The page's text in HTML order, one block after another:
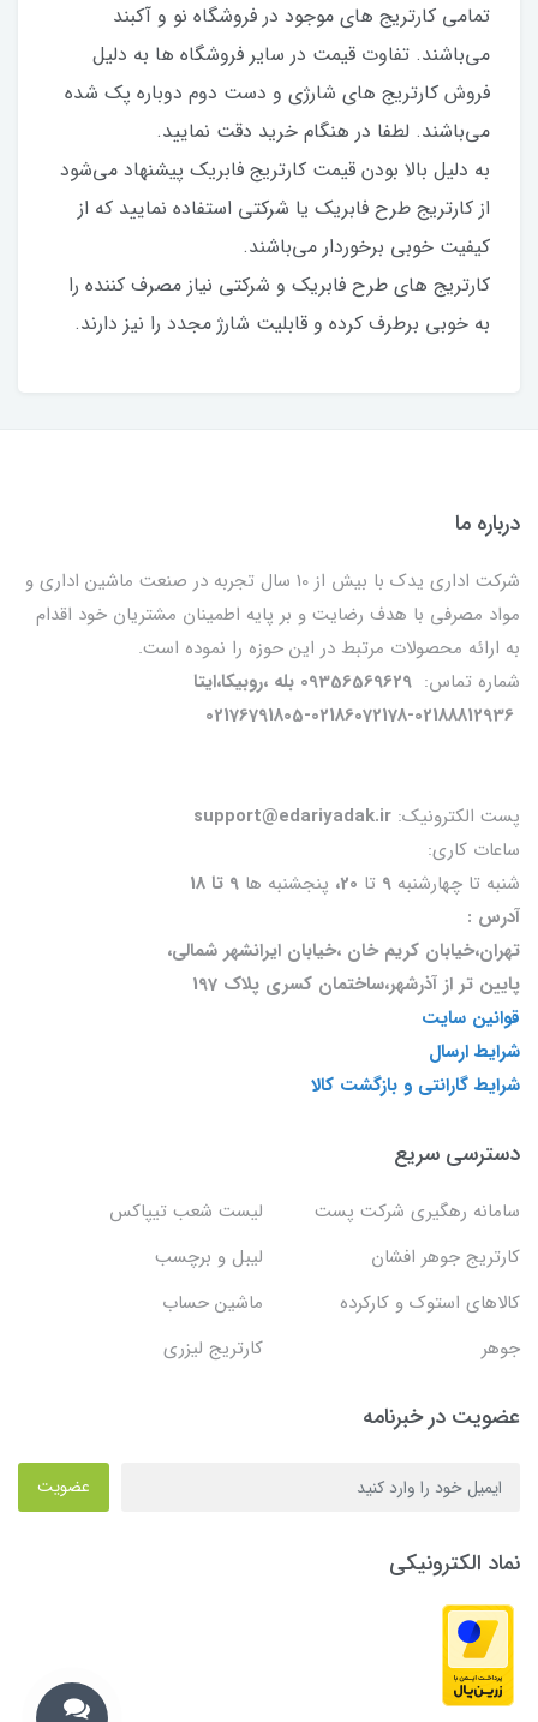
تمامی کارتریج های موجود در فروشگاه نو و آکبند
می‌باشند. تفاوت قیمت در سایر فروشگاه ها به دلیل
فروش کارتریج های شارژی و دست دوم دوباره پک شده
می‌باشند. لطفا در هنگام خرید دقت نمایید.
به دلیل بالا بودن قیمت کارتریج فابریک پیشنهاد می‌شود
از کارتریج طرح فابریک یا شرکتی استفاده نمایید که از
کیفیت خوبی برخوردار می‌باشند.
کارتریج های طرح فابریک و شرکتی نیاز مصرف کننده را
به خوبی برطرف کرده و قابلیت شارژ مجدد را نیز دارند.
درباره ما
شرکت اداری یدک با بیش از 10 سال تجربه در صنعت ماشین اداری و
مواد مصرفی با هدف رضایت و بر پایه اطمینان مشتریان خود اقدام
به ارائه محصولات مرتبط در این حوزه را نموده است.
شماره تماس: 09356569629 بله ،روبیکا،ایتا
02176791805-02186072178-02188812936
پست الکترونیک:
ساعات کاری:
شنبه تا چهارشنبه 9 تا 20، پنجشنبه ها
آدرس :
تهران،خیابان کریم خان ،خیابان ایرانشهر شمالی،
پایین تر از آذرشهر،ساختمان کسری پلاک 197
قوانین سایت
شرایط ارسال
شرایط گارانتی و بازگشت کالا
دسترسی سریع
سامانه رهگیری شرکت پست
لیست شعب تیپاکس
کارتریج جوهر افشان
لیبل و برچسب
کالاهای استوک و کارکرده
ماشین حساب
جوهر
کارتریج لیزری
عضویت در خبرنامه
عضویت
نماد الکترونیکی